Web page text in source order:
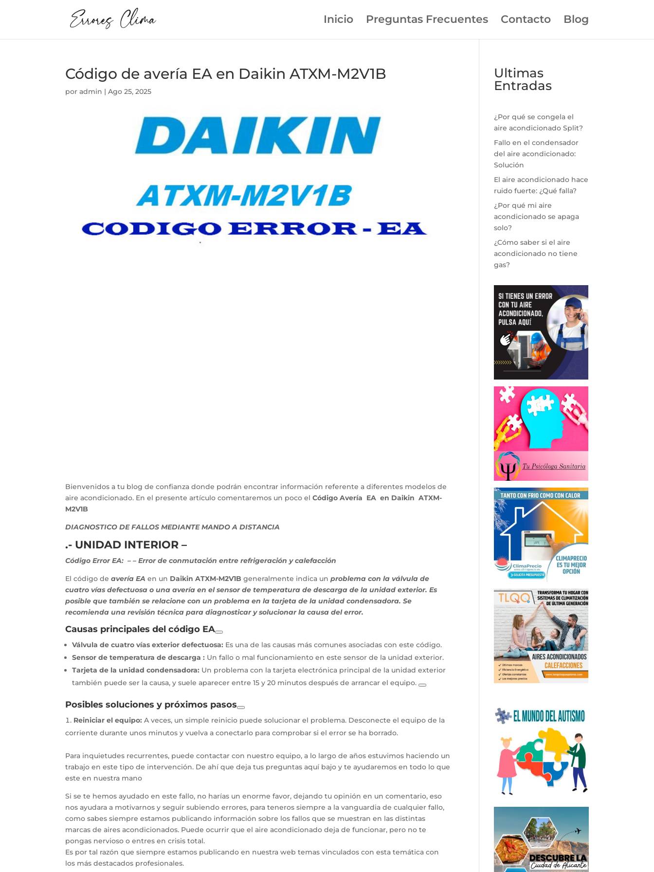
Inicio Preguntas Frecuentes Contacto Blog
Código de avería EA en Daikin ATXM-M2V1B
poradmin |Ago 25, 2025
Bienvenidos a tu blog de confianza donde podrán encontrar información referente a diferentes modelos de
aire acondicionado. En el presente artículo comentaremos un poco elCódigo Avería EA en Daikin ATXM-
M2V1B
DIAGNOSTICO DE FALLOS MEDIANTE MANDO A DISTANCIA
.- UNIDAD INTERIOR –
Código Error EA: – – Error de conmutación entre refrigeración y calefacción
El código deavería EA en un Daikin ATXM-M2V1B generalmente indica un problema con la válvula de
cuatro vías defectuosa o una avería en el sensor de temperatura de descarga de la unidad exterior. Es
posible que también se relacione con un problema en la tarjeta de la unidad condensadora. Se
recomienda una revisión técnica para diagnosticar y solucionar la causa del error.
Causas principales del código EA
Válvula de cuatro vías exterior defectuosa: Es una de las causas más comunes asociadas con este código.
Sensor de temperatura de descarga : Un fallo o mal funcionamiento en este sensor de la unidad exterior.
Tarjeta de la unidad condensadora: Un problema con la tarjeta electrónica principal de la unidad exterior
también puede ser la causa, y suele aparecer entre 15 y 20 minutos después de arrancar el equipo.
Posibles soluciones y próximos pasos
Reiniciar el equipo: A veces, un simple reinicio puede solucionar el problema. Desconecte el equipo de la
corriente durante unos minutos y vuelva a conectarlo para comprobar si el error se ha borrado.
Para inquietudes recurrentes, puede contactar con nuestro equipo, a lo largo de años estuvimos haciendo un
trabajo en este tipo de intervención. De ahí que deja tus preguntas aquí bajo y te ayudaremos en todo lo que
este en nuestra mano
Si se te hemos ayudado en este fallo, no harías un enorme favor, dejando tu opinión en un comentario, eso
nos ayudara a motivarnos y seguir subiendo errores, para teneros siempre a la vanguardia de cualquier fallo,
como sabes siempre estamos publicando información sobre los fallos que se muestran en las distintas
marcas de aires acondicionados. Puede ocurrir que el aire acondicionado deja de funcionar, pero no te
pongas nervioso o entres en crisis total.
Es por tal razón que siempre estamos publicando en nuestra web temas vinculados con esta temática con
los más destacados profesionales.
Ultimas
Entradas
¿Por qué se congela el
aire acondicionado Split?
Fallo en el condensador
del aire acondicionado:
Solución
El aire acondicionado hace
ruido fuerte: ¿Qué falla?
¿Por qué mi aire
acondicionado se apaga
solo?
¿Cómo saber si el aire
acondicionado no tiene
gas?